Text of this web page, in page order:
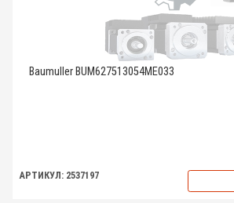
Baumuller BUM627513054ME033
АРТИКУЛ: 2537197